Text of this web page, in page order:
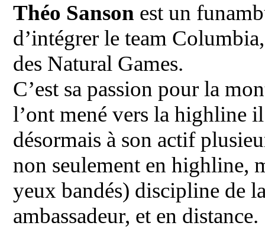
Théo Sanson est un
d’intégrer le team
des Natural Games.
C’est sa passion pour la
l’ont mené vers la highline
désormais à son actif
non seulement en highline,
yeux bandés) discipline de
ambassadeur, et en distance.